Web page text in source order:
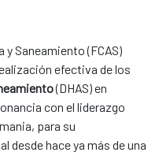
y Saneamiento (FCAS)
efectiva de los
(DHAS) en
con el liderazgo
para su
desde hace ya más de una